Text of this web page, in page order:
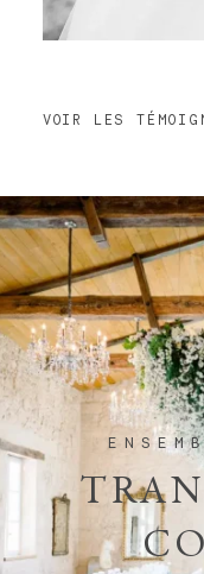
VOIR LES